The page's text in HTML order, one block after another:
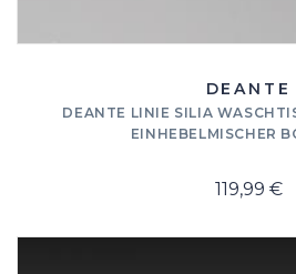
DEANTE
DEANTE LINIE SILIA
EINHEBELMISCHER
119,99 €